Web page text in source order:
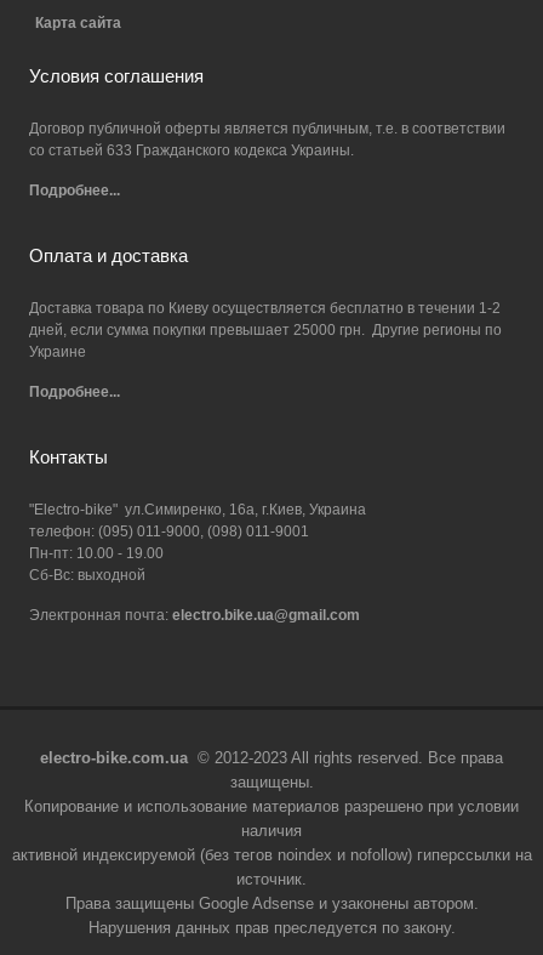
Карта сайта
Условия соглашения
Договор публичной оферты является публичным, т.е. в соответствии
со статьей 633 Гражданского кодекса Украины.
Подробнее...
Оплата и доставка
Доставка товара по Киеву осуществляется бесплатно в течении 1-2
дней, если сумма покупки превышает 25000 грн. Другие регионы по
Украине
Подробнее...
Контакты
"Electro-bike" ул.Симиренко, 16а, г.Киев, Украина
телефон: (095) 011-9000, (098) 011-9001
Пн-пт: 10.00 - 19.00
Сб-Вс: выходной
Электронная почта: electro.bike.ua@gmail.com
electro-bike.com.ua © 2012-2023 All rights reserved. Все права
защищены.
Копирование и использование материалов разрешено при условии
наличия
активной индексируемой (без тегов noindex и nofollow) гиперссылки на
источник.
Права защищены Google Adsense и узаконены автором.
Нарушения данных прав преследуется по закону.